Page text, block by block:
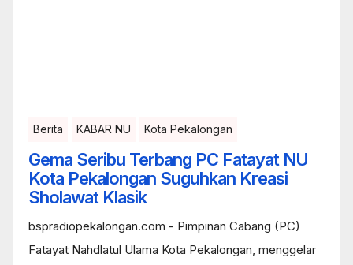
Berita KABAR NU Kota Pekalongan
Gema Seribu Terbang PC Fatayat NU
Kota Pekalongan Suguhkan Kreasi
Sholawat Klasik
bspradiopekalongan.com - Pimpinan Cabang (PC)
Fatayat Nahdlatul Ulama Kota Pekalongan, menggelar